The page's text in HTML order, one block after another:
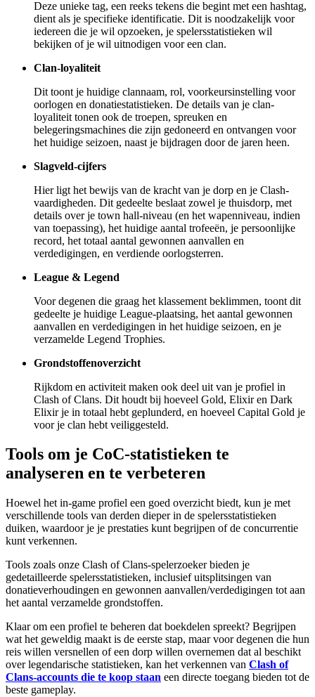
Deze unieke tag, een reeks tekens die begint met een hashtag,
dient als je specifieke identificatie. Dit is noodzakelijk voor
iedereen die je wil opzoeken, je spelersstatistieken wil
bekijken of je wil uitnodigen voor een clan.
Clan-loyaliteit
Dit toont je huidige clannaam, rol, voorkeursinstelling voor
oorlogen en donatiestatistieken. De details van je clan-
loyaliteit tonen ook de troepen, spreuken en
belegeringsmachines die zijn gedoneerd en ontvangen voor
het huidige seizoen, naast je bijdragen door de jaren heen.
Slagveld-cijfers
Hier ligt het bewijs van de kracht van je dorp en je Clash-
vaardigheden. Dit gedeelte beslaat zowel je thuisdorp, met
details over je town hall-niveau (en het wapenniveau, indien
van toepassing), het huidige aantal trofeeën, je persoonlijke
record, het totaal aantal gewonnen aanvallen en
verdedigingen, en verdiende oorlogsterren.
League & Legend
Voor degenen die graag het klassement beklimmen, toont dit
gedeelte je huidige League-plaatsing, het aantal gewonnen
aanvallen en verdedigingen in het huidige seizoen, en je
verzamelde Legend Trophies.
Grondstoffenoverzicht
Rijkdom en activiteit maken ook deel uit van je profiel in
Clash of Clans. Dit houdt bij hoeveel Gold, Elixir en Dark
Elixir je in totaal hebt geplunderd, en hoeveel Capital Gold je
voor je clan hebt veiliggesteld.
Tools om je CoC-statistieken te
analyseren en te verbeteren
Hoewel het in-game profiel een goed overzicht biedt, kun je met
verschillende tools van derden dieper in de spelersstatistieken
duiken, waardoor je je prestaties kunt begrijpen of de concurrentie
kunt verkennen.
Tools zoals onze Clash of Clans-spelerzoeker bieden je
gedetailleerde spelersstatistieken, inclusief uitsplitsingen van
donatieverhoudingen en gewonnen aanvallen/verdedigingen tot aan
het aantal verzamelde grondstoffen.
Klaar om een profiel te beheren dat boekdelen spreekt? Begrijpen
wat het geweldig maakt is de eerste stap, maar voor degenen die hun
reis willen versnellen of een dorp willen overnemen dat al beschikt
over legendarische statistieken, kan het verkennen van Clash of
Clans-accounts die te koop staan een directe toegang bieden tot de
beste gameplay.